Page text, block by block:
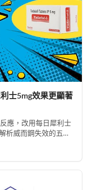
士5mg效果更顯著
應，改用每日犀利士
析威而鋼失效的五大